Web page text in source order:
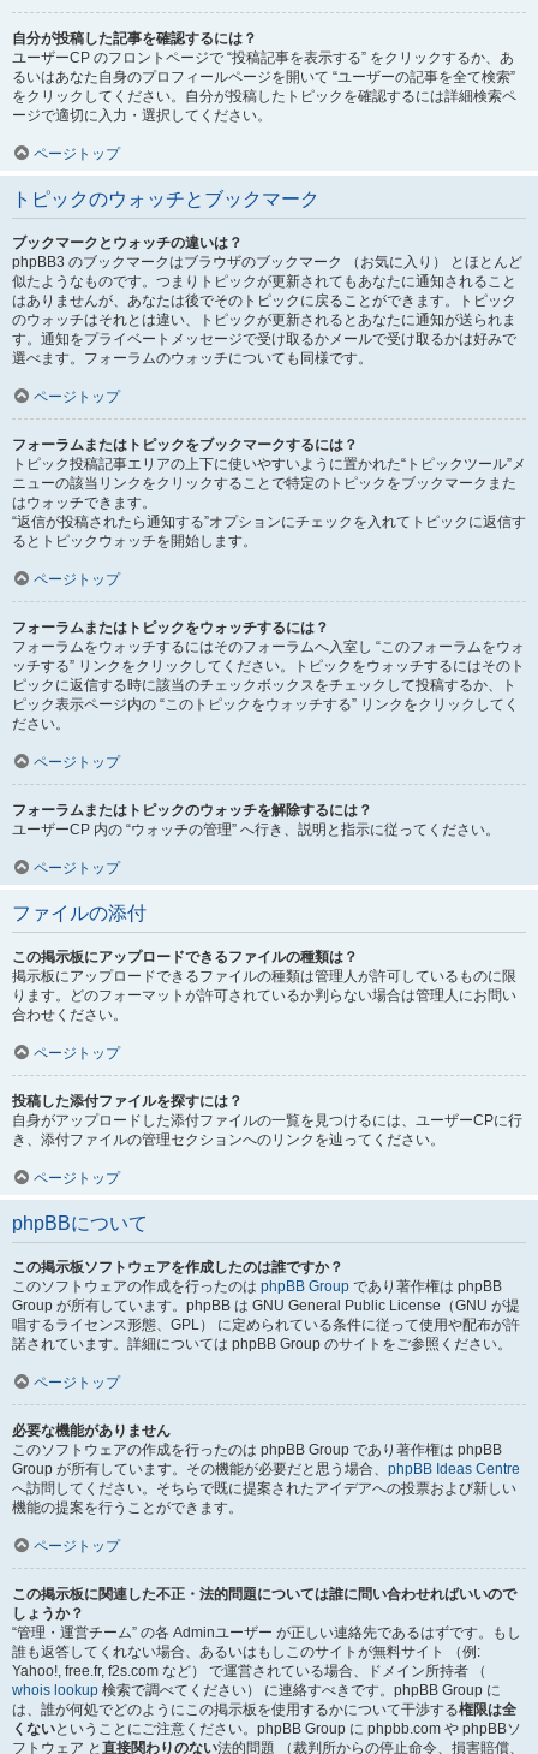
自分が投稿した記事を確認するには？
ユーザーCP のフロントページで “投稿記事を表示する” をクリックするか、あ
るいはあなた自身のプロフィールページを開いて “ユーザーの記事を全て検索”
をクリックしてください。自分が投稿したトピックを確認するには詳細検索ペ
ージで適切に入力・選択してください。
ページトップ
トピックのウォッチとブックマーク
ブックマークとウォッチの違いは？
phpBB3 のブックマークはブラウザのブックマーク （お気に入り） とほとんど
似たようなものです。つまりトピックが更新されてもあなたに通知されること
はありませんが、あなたは後でそのトピックに戻ることができます。トピック
のウォッチはそれとは違い、トピックが更新されるとあなたに通知が送られま
す。通知をプライベートメッセージで受け取るかメールで受け取るかは好みで
選べます。フォーラムのウォッチについても同様です。
ページトップ
フォーラムまたはトピックをブックマークするには？
トピック投稿記事エリアの上下に使いやすいように置かれた“トピックツール”メ
ニューの該当リンクをクリックすることで特定のトピックをブックマークまた
はウォッチできます。
“返信が投稿されたら通知する”オプションにチェックを入れてトピックに返信す
るとトピックウォッチを開始します。
ページトップ
フォーラムまたはトピックをウォッチするには？
フォーラムをウォッチするにはそのフォーラムへ入室し “このフォーラムをウォ
ッチする” リンクをクリックしてください。トピックをウォッチするにはそのト
ピックに返信する時に該当のチェックボックスをチェックして投稿するか、ト
ピック表示ページ内の “このトピックをウォッチする” リンクをクリックしてく
ださい。
ページトップ
フォーラムまたはトピックのウォッチを解除するには？
ユーザーCP 内の “ウォッチの管理” へ行き、説明と指示に従ってください。
ページトップ
ファイルの添付
この掲示板にアップロードできるファイルの種類は？
掲示板にアップロードできるファイルの種類は管理人が許可しているものに限
ります。どのフォーマットが許可されているか判らない場合は管理人にお問い
合わせください。
ページトップ
投稿した添付ファイルを探すには？
自身がアップロードした添付ファイルの一覧を見つけるには、ユーザーCPに行
き、添付ファイルの管理セクションへのリンクを辿ってください。
ページトップ
phpBBについて
この掲示板ソフトウェアを作成したのは誰ですか？
このソフトウェアの作成を行ったのは phpBB Group であり著作権は phpBB
Group が所有しています。phpBB は GNU General Public License（GNU が提
唱するライセンス形態、GPL） に定められている条件に従って使用や配布が許
諾されています。詳細については phpBB Group のサイトをご参照ください。
ページトップ
必要な機能がありません
このソフトウェアの作成を行ったのは phpBB Group であり著作権は phpBB
Group が所有しています。その機能が必要だと思う場合、 phpBB Ideas Centre
へ訪問してください。そちらで既に提案されたアイデアへの投票および新しい
機能の提案を行うことができます。
ページトップ
この掲示板に関連した不正・法的問題については誰に問い合わせればいいので
しょうか？
“管理・運営チーム” の各 Adminユーザー が正しい連絡先であるはずです。もし
誰も返答してくれない場合、あるいはもしこのサイトが無料サイト （例:
Yahoo!, free.fr, f2s.com など） で運営されている場合、ドメイン所持者 （
whois lookup 検索で調べてください） に連絡すべきです。phpBB Group に
は、誰が何処でどのようにこの掲示板を使用するかについて干渉する権限は全
くないということにご注意ください。phpBB Group に phpbb.com や phpBBソ
フトウェア と 直接関わりのない法的問題 （裁判所からの停止命令、損害賠償、